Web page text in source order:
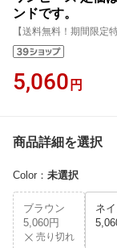
ンドです。
【送料無料！期間限定
5,060 円
商品詳細を選択
Color ： 未選択
ブラウン
5,060円
売り切れ
ネ